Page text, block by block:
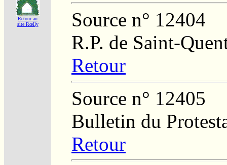
Retour au
site Rœlly
Source n° 12404
R.P. de Saint-
Retour
Source n° 12405
Bulletin du
Retour